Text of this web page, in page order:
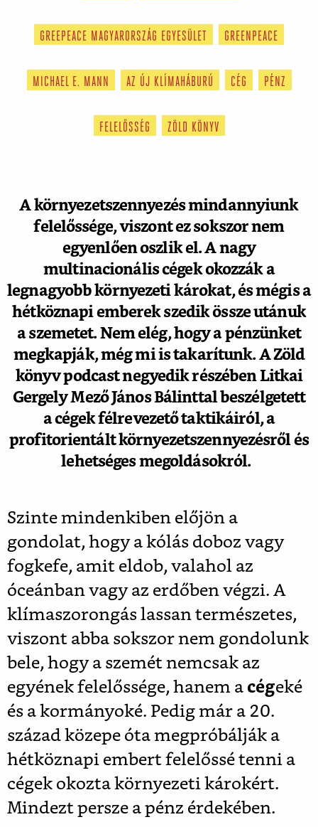
GREEPEACE MAGYARORSZÁG EGYESÜLET GREENPEACE
MICHAEL E. MANN AZ ÚJ KLÍMAHÁBURÚ CÉG PÉNZ
FELELŐSSÉG ZÖLD KÖNYV
A környezetszennyezés mindannyiunk
felelőssége, viszont ez sokszor nem
egyenlően oszlik el. A nagy
multinacionális cégek okozzák a
legnagyobb környezeti károkat, és mégis a
hétköznapi emberek szedik össze utánuk
a szemetet. Nem elég, hogy a pénzünket
megkapják, még mi is takarítunk. A Zöld
könyv podcast negyedik részében Litkai
Gergely Mező János Bálinttal beszélgetett
a cégek félrevezető taktikáiról, a
profitorientált környezetszennyezésről és
lehetséges megoldásokról.
Szinte mindenkiben előjön a
gondolat, hogy a kólás doboz vagy
fogkefe, amit eldob, valahol az
óceánban vagy az erdőben végzi. A
klímaszorongás lassan természetes,
viszont abba sokszor nem gondolunk
bele, hogy a szemét nemcsak az
egyének felelőssége, hanem a cégeké
és a kormányoké. Pedig már a 20.
század közepe óta megpróbálják a
hétköznapi embert felelőssé tenni a
cégek okozta környezeti károkért.
Mindezt persze a pénz érdekében.